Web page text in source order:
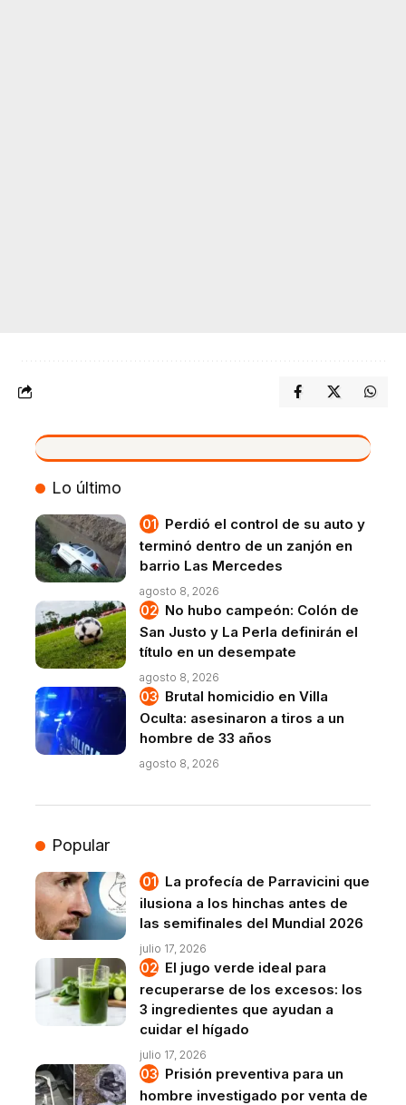
VIVO
Lo último
Perdió el control de su auto y
terminó dentro de un zanjón en
barrio Las Mercedes
agosto 8, 2026
No hubo campeón: Colón de
San Justo y La Perla definirán el
título en un desempate
agosto 8, 2026
Brutal homicidio en Villa
Oculta: asesinaron a tiros a un
hombre de 33 años
agosto 8, 2026
Popular
La profecía de Parravicini que
ilusiona a los hinchas antes de
las semifinales del Mundial 2026
julio 17, 2026
El jugo verde ideal para
recuperarse de los excesos: los
3 ingredientes que ayudan a
cuidar el hígado
julio 17, 2026
Prisión preventiva para un
hombre investigado por venta de